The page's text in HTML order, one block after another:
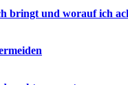
bringt und worauf ich